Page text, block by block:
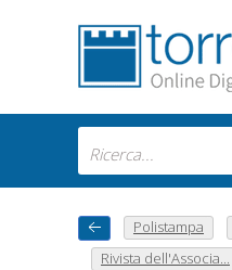
Polistampa
Rivista dell'Associa...